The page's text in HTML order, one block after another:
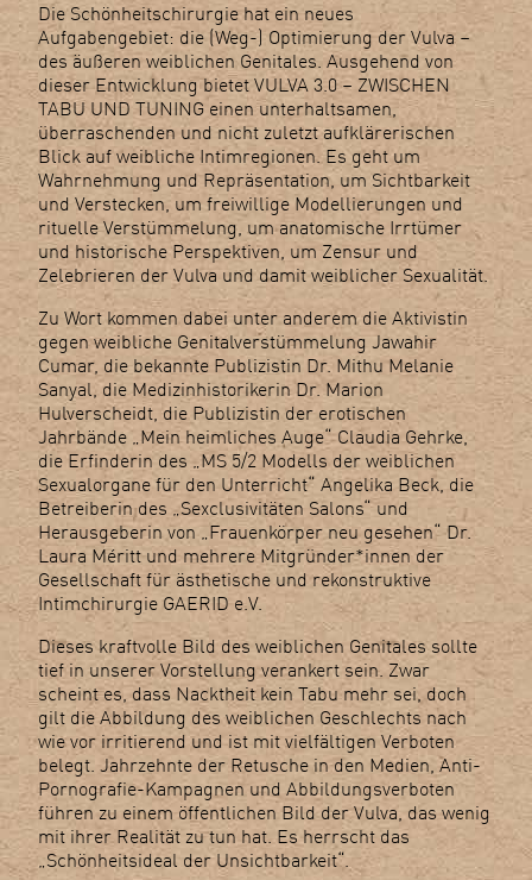
Die Schönheitschirurgie hat ein neues
Aufgabengebiet: die (Weg-) Optimierung der Vulva –
des äußeren weiblichen Genitales. Ausgehend von
dieser Entwicklung bietet VULVA 3.0 – ZWISCHEN
TABU UND TUNING einen unterhaltsamen,
überraschenden und nicht zuletzt aufklärerischen
Blick auf weibliche Intimregionen. Es geht um
Wahrnehmung und Repräsentation, um Sichtbarkeit
und Verstecken, um freiwillige Modellierungen und
rituelle Verstümmelung, um anatomische Irrtümer
und historische Perspektiven, um Zensur und
Zelebrieren der Vulva und damit weiblicher Sexualität.
Zu Wort kommen dabei unter anderem die Aktivistin
gegen weibliche Genitalverstümmelung Jawahir
Cumar, die bekannte Publizistin Dr. Mithu Melanie
Sanyal, die Medizinhistorikerin Dr. Marion
Hulverscheidt, die Publizistin der erotischen
Jahrbände „Mein heimliches Auge“ Claudia Gehrke,
die Erfinderin des „MS 5/2 Modells der weiblichen
Sexualorgane für den Unterricht“ Angelika Beck, die
Betreiberin des „Sexclusivitäten Salons“ und
Herausgeberin von „Frauenkörper neu gesehen“ Dr.
Laura Méritt und mehrere Mitgründer*innen der
Gesellschaft für ästhetische und rekonstruktive
Intimchirurgie GAERID e.V.
Dieses kraftvolle Bild des weiblichen Genitales sollte
tief in unserer Vorstellung verankert sein. Zwar
scheint es, dass Nacktheit kein Tabu mehr sei, doch
gilt die Abbildung des weiblichen Geschlechts nach
wie vor irritierend und ist mit vielfältigen Verboten
belegt. Jahrzehnte der Retusche in den Medien, Anti-
Pornografie-Kampagnen und Abbildungsverboten
führen zu einem öffentlichen Bild der Vulva, das wenig
mit ihrer Realität zu tun hat. Es herrscht das
„Schönheitsideal der Unsichtbarkeit“.